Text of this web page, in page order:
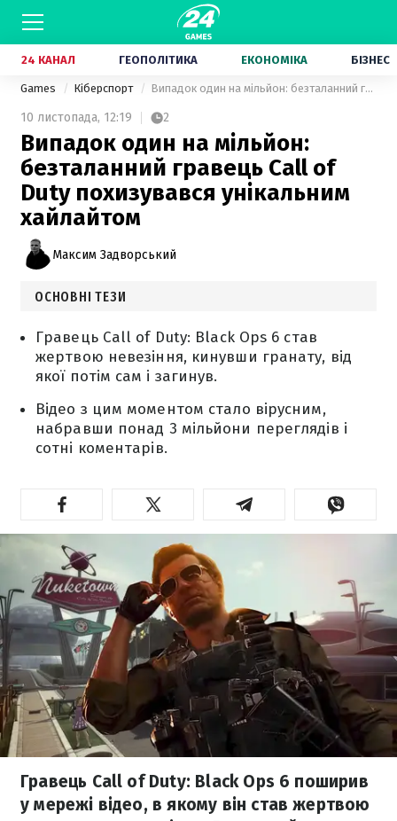
24 КАНАЛ ГЕОПОЛІТИКА ЕКОНОМІКА БІЗНЕС
Games Кіберспорт Випадок один на мільйон: безталанний гравець Call of Duty похизувався унікальним хайлайтом
10 листопада, 12:19 2
Випадок один на мільйон:
безталанний гравець Call of
Duty похизувався унікальним
хайлайтом
Максим Задворський
ОСНОВНІ ТЕЗИ
Гравець Call of Duty: Black Ops 6 став
жертвою невезіння, кинувши гранату, від
якої потім сам і загинув.
Відео з цим моментом стало вірусним,
набравши понад 3 мільйони переглядів і
сотні коментарів.
Гравець Call of Duty: Black Ops 6 поширив
у мережі відео, в якому він став жертвою